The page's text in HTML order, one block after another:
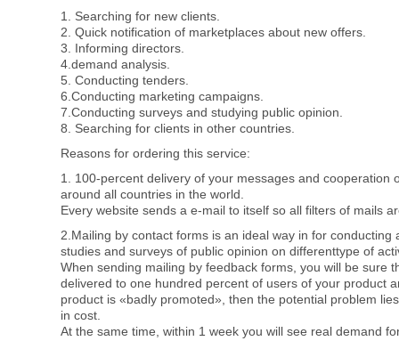
1. Searching for new clients.
2. Quick notification of marketplaces about new offers.
3. Informing directors.
4.demand analysis.
5. Conducting tenders.
6.Conducting marketing campaigns.
7.Conducting surveys and studying public opinion.
8. Searching for clients in other countries.
Reasons for ordering this service:
1. 100-percent delivery of your messages and cooperation
around all countries in the world.
Every website sends a e-mail to itself so all filters of mails
2.Mailing by contact forms is an ideal way in for
studies and surveys of public opinion on differenttype of
When sending mailing by feedback forms, you will be sure
delivered to one hundred percent of users of your product
product is «badly promoted», then the potential problem
in cost.
At the same time, within 1 week you will see real demand